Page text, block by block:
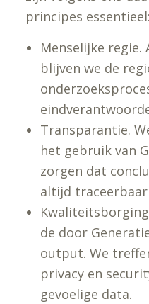
principes essentieel:
Menselijke regie.
blijven we de
Transparantie.
het gebruik van
zorgen dat
altijd traceerbaar
de door
output. We
privacy en
gevoelige data.